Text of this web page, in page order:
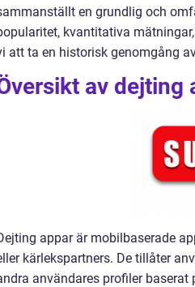
en grundlig och
kvantitativa
att ta en historisk genomgång
av dejting
appar är mobilbaserade
kärlekspartners. De tillåter
användares profiler baserat